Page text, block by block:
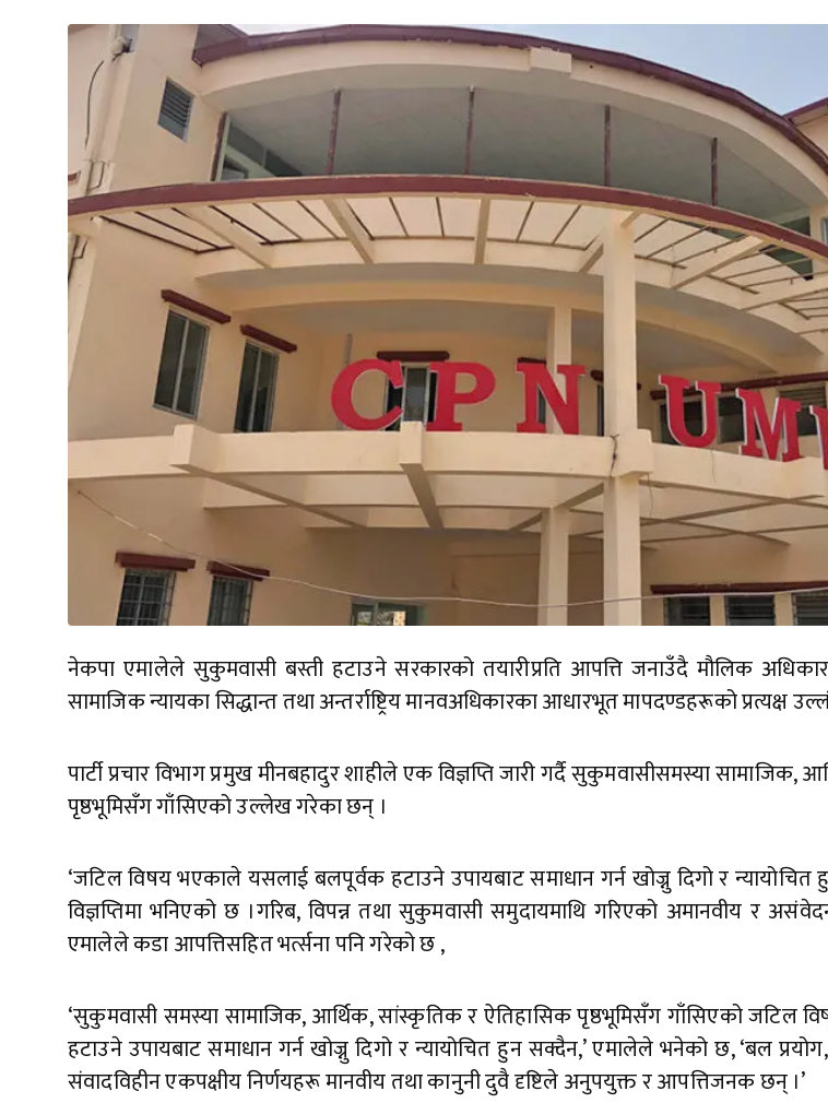
नेकपा एमालेले सुकुमवासी बस्ती हटाउने सरकारको तयारीप्रति आपत्ति जनाउँदै मौलिक
सामाजिक न्यायका सिद्धान्त तथा अन्तर्राष्ट्रिय मानवअधिकारका आधारभूत मापदण्डहरूको प्रत्यक्ष
पार्टी प्रचार विभाग प्रमुख मीनबहादुर शाहीले एक विज्ञप्ति जारी गर्दै सुकुमवासीसमस्या
पृष्ठभूमिसँग गाँसिएको उल्लेख गरेका छन् ।
‘जटिल विषय भएकाले यसलाई बलपूर्वक हटाउने उपायबाट समाधान गर्न खोज्नु दिगो र न्यायोचित
विज्ञप्तिमा भनिएको छ ।गरिब, विपन्न तथा सुकुमवासी समुदायमाथि गरिएको अमानवीय र
एमालेले कडा आपत्तिसहित भर्त्सना पनि गरेको छ ,
‘सुकुमवासी समस्या सामाजिक, आर्थिक, सांस्कृतिक र ऐतिहासिक पृष्ठभूमिसँग गाँसिएको जटिल
हटाउने उपायबाट समाधान गर्न खोज्नु दिगो र न्यायोचित हुन सक्दैन,’ एमालेले भनेको छ, ‘बल
संवादविहीन एकपक्षीय निर्णयहरू मानवीय तथा कानुनी दुवै दृष्टिले अनुपयुक्त र आपत्तिजनक छन् ।’